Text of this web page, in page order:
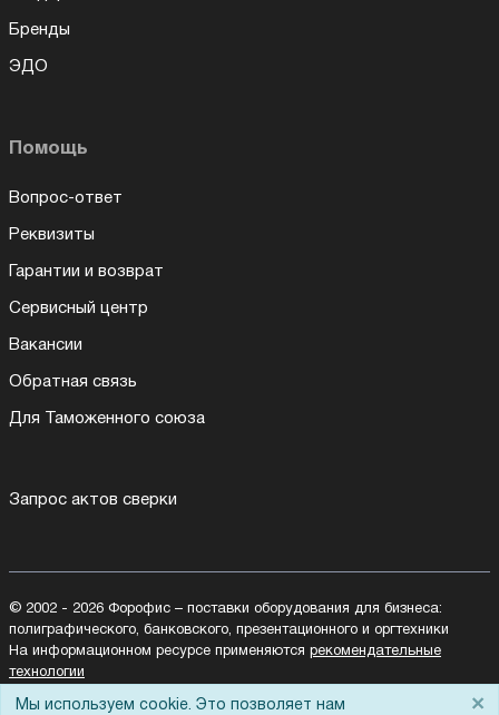
Бренды
ЭДО
Помощь
Вопрос-ответ
Реквизиты
Гарантии и возврат
Сервисный центр
Вакансии
Обратная связь
Для Таможенного союза
Запрос актов сверки
© 2002 - 2026 Форофис – поставки оборудования для бизнеса:
полиграфического, банковского, презентационного и оргтехники
На информационном ресурсе применяются рекомендательные
технологии
Мы используем cookie. Это позволяет нам ×